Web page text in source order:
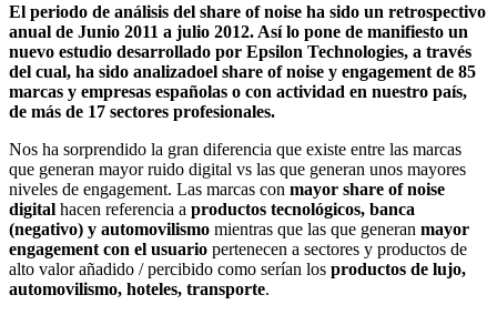
El periodo de análisis del share of noise ha sido un retrospectivo
anual de Junio 2011 a julio 2012. Así lo pone de manifiesto un
nuevo estudio desarrollado por Epsilon Technologies, a través
del cual, ha sido analizadoel share of noise y engagement de 85
marcas y empresas españolas o con actividad en nuestro país,
de más de 17 sectores profesionales.
Nos ha sorprendido la gran diferencia que existe entre las marcas
que generan mayor ruido digital vs las que generan unos mayores
niveles de engagement. Las marcas con mayor share of noise
digital hacen referencia a productos tecnológicos, banca
(negativo) y automovilismo mientras que las que generan mayor
engagement con el usuario pertenecen a sectores y productos de
alto valor añadido / percibido como serían los productos de lujo,
automovilismo, hoteles, transporte.